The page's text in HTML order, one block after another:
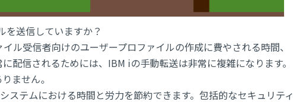
を送信していますか？
ル受信者向けのユーザープロファイルの作成に費やされる時間、
配信されるためには、IBM iの手動転送は非常に複雑になります。
ません。
テムにおける時間と労力を節約できます。包括的なセキュリティ